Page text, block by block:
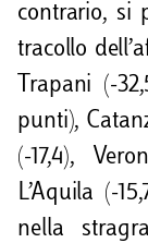
contrario, si
tracollo
Trapani (-
punti),
(-17,4),
L’Aquila (-
nella